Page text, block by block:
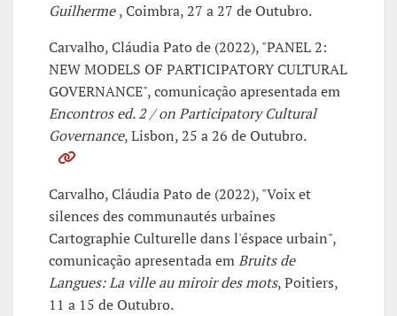
Guilherme, Coimbra, 27 a 27 de Outubro.
Carvalho, Cláudia Pato de (2022), "PANEL 2:
NEW MODELS OF PARTICIPATORY CULTURAL
GOVERNANCE", comunicação apresentada em
Encontros ed. 2 / on Participatory Cultural
Governance, Lisbon, 25 a 26 de Outubro.
Carvalho, Cláudia Pato de (2022), "Voix et
silences des communautés urbaines
Cartographie Culturelle dans l'éspace urbain",
comunicação apresentada emBruits de
Langues: La ville au miroir des mots, Poitiers,
11 a 15 de Outubro.